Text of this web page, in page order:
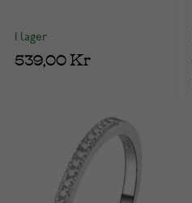
I lager
539,00 Kr